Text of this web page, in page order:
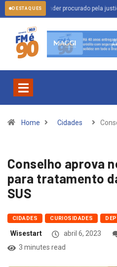
DESTAQUES
prender procurado pela justiça
Home Cidades
Conselho aprova
para tratamento
SUS
CIDADES CURIOSIDADES
Wisestart abril 6, 2023
3 minutes read